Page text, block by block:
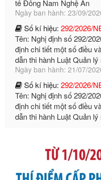
Số kí hiệu: 292/2026/
Tên: Nghị định số 292/
định chi tiết một số điều
dẫn thi hành Luật Quản
Ngày ban hành: 21/07/2026
Số kí hiệu:292/2026/
Tên: Nghị định số 292/
định chi tiết một số điều
dẫn thi hành Luật Quản
Ngày ban hành: 21/07/2026
Số kí hiệu:105/2026/
2019 của Bộ trưởng Bộ
phạt vi phạm hành chính
Ngày ban hành: 21/07/